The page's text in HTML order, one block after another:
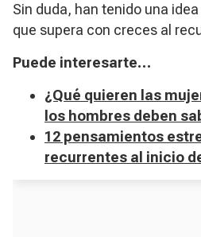
Sin duda, han tenido una
que supera con creces al
Puede interesarte…
¿Qué quieren las
los hombres deben
12 pensamientos
recurrentes al inicio